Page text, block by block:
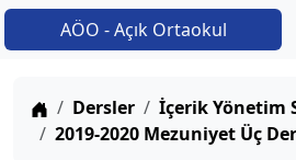
AÖO - Açık Ortaokul
Anasayfa
Dersler
İçerik Yönetim
2019-2020 Mezuniyet Üç